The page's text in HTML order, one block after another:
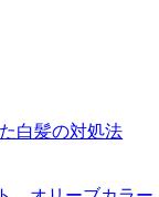
白髪の対処法